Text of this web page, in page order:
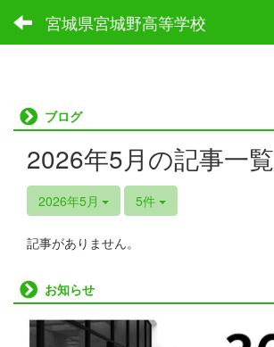
宮城県宮城野高等学校
ブログ
2026年5月の記事一覧
2026年5月 5件
記事がありません。
お知らせ